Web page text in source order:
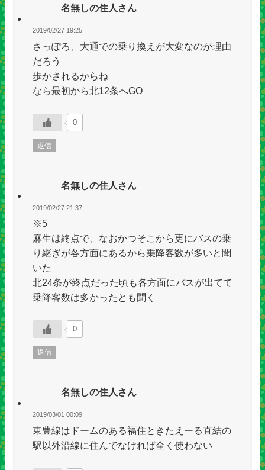
名無しの住人さん
2019/02/27 19:25
さっぽろ、大通での乗り換えが大変なのが理由
だろう
歩かされるからね
なら最初から北12条へGO
0
返信
名無しの住人さん
2019/02/27 21:37
※5
麻生は終点で、なおかつそこから更にバスの乗
り継ぎが各方面にあるから乗降客数が多いと聞
いた
北24条が終点だった頃も各方面にバスが出てて
乗降客数は多かったとも聞く
0
返信
名無しの住人さん
2019/03/01 00:09
東豊線はドームのある福住ときたえーる直結の
駅以外沿線に住んでなければ全く使わない